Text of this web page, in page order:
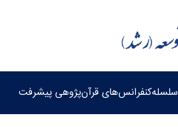
سلسله‌کنفرانس‌های قرآن‌پژوهی پیشرفت